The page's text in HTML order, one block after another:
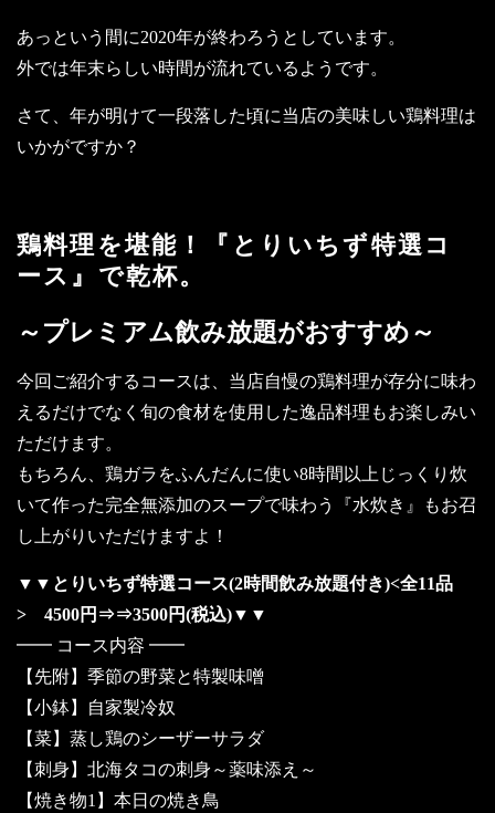
あっという間に2020年が終わろうとしています。
外では年末らしい時間が流れているようです。
さて、年が明けて一段落した頃に当店の美味しい鶏料理は
いかがですか？
鶏料理を堪能！『とりいちず特選コ
ース』で乾杯。
～プレミアム飲み放題がおすすめ～
今回ご紹介するコースは、当店自慢の鶏料理が存分に味わ
えるだけでなく旬の食材を使用した逸品料理もお楽しみい
ただけます。
もちろん、鶏ガラをふんだんに使い8時間以上じっくり炊
いて作った完全無添加のスープで味わう『水炊き』もお召
し上がりいただけますよ！
▼▼とりいちず特選コース(2時間飲み放題付き)<全11品
> 4500円⇒⇒3500円(税込)▼▼
━━ コース内容 ━━
【先附】季節の野菜と特製味噌
【小鉢】自家製冷奴
【菜】蒸し鶏のシーザーサラダ
【刺身】北海タコの刺身～薬味添え～
【焼き物1】本日の焼き鳥